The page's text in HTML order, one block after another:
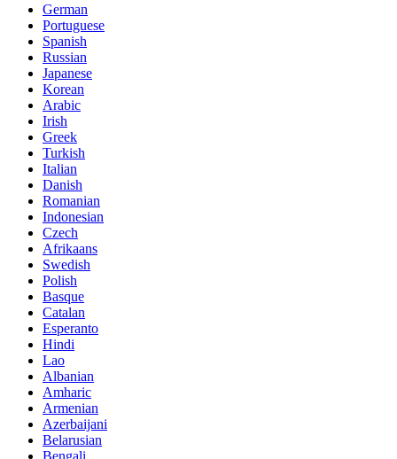
German
Portuguese
Spanish
Russian
Japanese
Korean
Arabic
Irish
Greek
Turkish
Italian
Danish
Romanian
Indonesian
Czech
Afrikaans
Swedish
Polish
Basque
Catalan
Esperanto
Hindi
Lao
Albanian
Amharic
Armenian
Azerbaijani
Belarusian
Bengali